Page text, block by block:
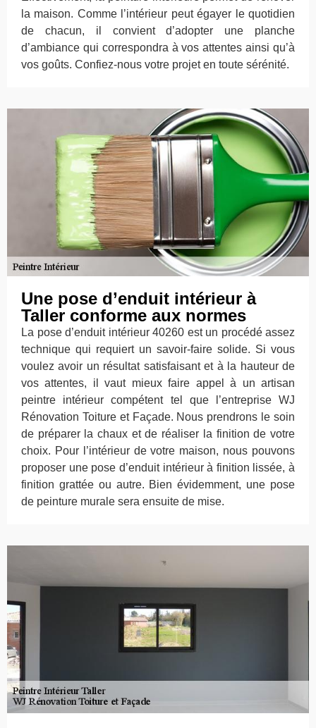
la maison. Comme l’intérieur peut égayer le quotidien
de chacun, il convient d’adopter une planche
d’ambiance qui correspondra à vos attentes ainsi qu’à
vos goûts. Confiez-nous votre projet en toute sérénité.
Une pose d’enduit intérieur à
Taller conforme aux normes
La pose d’enduit intérieur 40260 est un procédé assez
technique qui requiert un savoir-faire solide. Si vous
voulez avoir un résultat satisfaisant et à la hauteur de
vos attentes, il vaut mieux faire appel à un artisan
peintre intérieur compétent tel que l’entreprise WJ
Rénovation Toiture et Façade. Nous prendrons le soin
de préparer la chaux et de réaliser la finition de votre
choix. Pour l’intérieur de votre maison, nous pouvons
proposer une pose d’enduit intérieur à finition lissée, à
finition grattée ou autre. Bien évidemment, une pose
de peinture murale sera ensuite de mise.